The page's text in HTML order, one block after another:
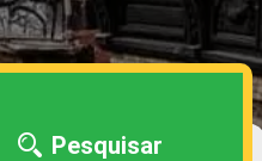
Pesquisar